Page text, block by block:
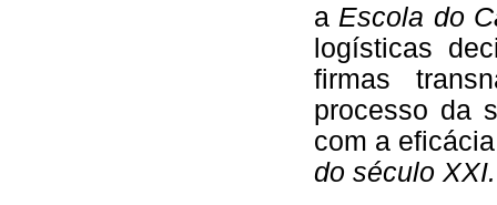
a Escola do
logísticas
firmas
processo da
com a
do século XXI.